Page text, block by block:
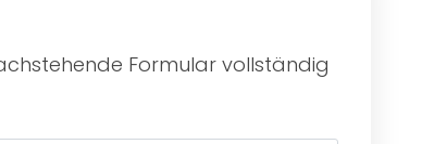
Formular vollständig